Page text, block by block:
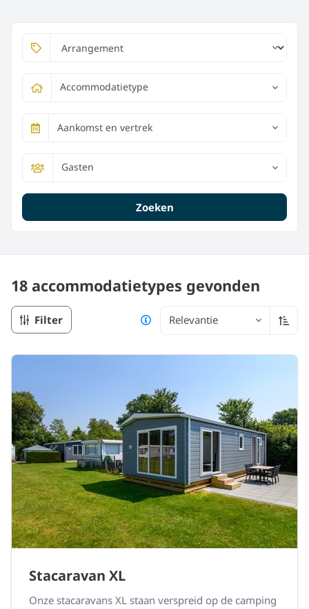
Accommodatietype
Aankomst en vertrek
Gasten
Zoeken
18 accommodatietypes gevonden
Filter Relevantie
Stacaravan XL
Onze stacaravans XL staan verspreid op de camping